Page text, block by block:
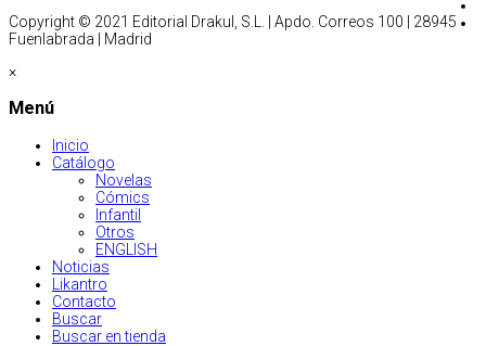
Copyright © 2021 Editorial Drakul, S.L. | Apdo. Correos 100 | 28945
Fuenlabrada | Madrid
×
Menú
Inicio
Catálogo
Novelas
Cómics
Infantil
Otros
ENGLISH
Noticias
Likantro
Contacto
Buscar
Buscar en tienda